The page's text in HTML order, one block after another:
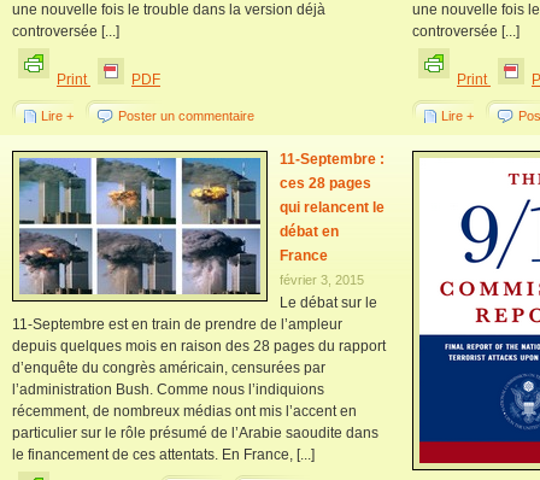
une nouvelle fois le trouble dans la version déjà
controversée [...]
Print PDF
Lire + Poster un commentaire
une nouvelle fois
controversée [...]
Print
Lire +
11-Septembre :
ces 28 pages
qui relancent le
débat en
France
février 3, 2015
Le débat sur le
11-Septembre est en train de prendre de l’ampleur
depuis quelques mois en raison des 28 pages du rapport
d’enquête du congrès américain, censurées par
l’administration Bush. Comme nous l’indiquions
récemment, de nombreux médias ont mis l’accent en
particulier sur le rôle présumé de l’Arabie saoudite dans
le financement de ces attentats. En France, [...]